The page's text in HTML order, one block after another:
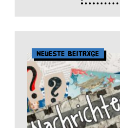
Neueste Beiträge